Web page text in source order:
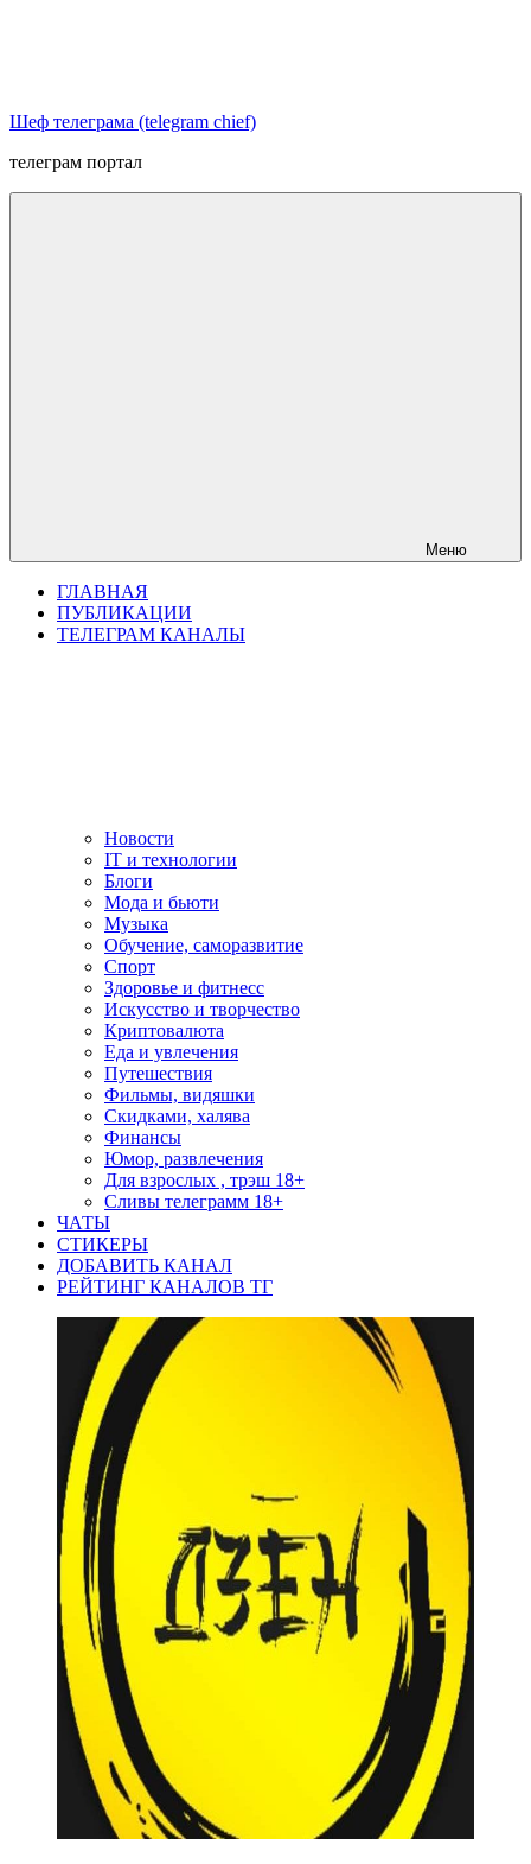
Шеф телеграма (telegram chief)
телеграм портал
Меню
ГЛАВНАЯ
ПУБЛИКАЦИИ
ТЕЛЕГРАМ КАНАЛЫ
Новости
IT и технологии
Блоги
Мода и бьюти
Музыка
Обучение, саморазвитие
Спорт
Здоровье и фитнесс
Искусство и творчество
Криптовалюта
Еда и увлечения
Путешествия
Фильмы, видяшки
Скидками, халява
Финансы
Юмор, развлечения
Для взрослых , трэш 18+
Сливы телеграмм 18+
ЧАТЫ
СТИКЕРЫ
ДОБАВИТЬ КАНАЛ
РЕЙТИНГ КАНАЛОВ ТГ